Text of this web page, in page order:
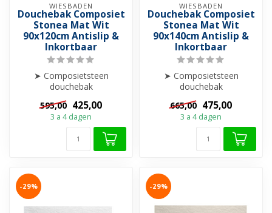
WIESBADEN
Douchebak Composiet
Stonea Mat Wit
90x120cm Antislip &
Inkortbaar
➤ Composietsteen
douchebak
➤ Krasvrij & Stootbestendig
➤ Inkortba...
595,00 425,00
3 a 4 dagen
WIESBADEN
Douchebak Composiet
Stonea Mat Wit
90x140cm Antislip &
Inkortbaar
➤ Composietsteen
douchebak
➤ Krasvrij & Stootbestendig
➤ Inkortba...
665,00 475,00
3 a 4 dagen
-29% -29%